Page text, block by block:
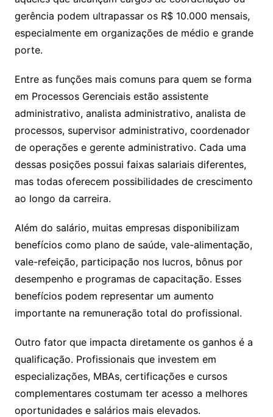
gerência podem ultrapassar os R$ 10.000 mensais,
especialmente em organizações de médio e grande
porte.
Entre as funções mais comuns para quem se forma
em Processos Gerenciais estão assistente
administrativo, analista administrativo, analista de
processos, supervisor administrativo, coordenador
de operações e gerente administrativo. Cada uma
dessas posições possui faixas salariais diferentes,
mas todas oferecem possibilidades de crescimento
ao longo da carreira.
Além do salário, muitas empresas disponibilizam
benefícios como plano de saúde, vale-alimentação,
vale-refeição, participação nos lucros, bônus por
desempenho e programas de capacitação. Esses
benefícios podem representar um aumento
importante na remuneração total do profissional.
Outro fator que impacta diretamente os ganhos é a
qualificação. Profissionais que investem em
especializações, MBAs, certificações e cursos
complementares costumam ter acesso a melhores
oportunidades e salários mais elevados.